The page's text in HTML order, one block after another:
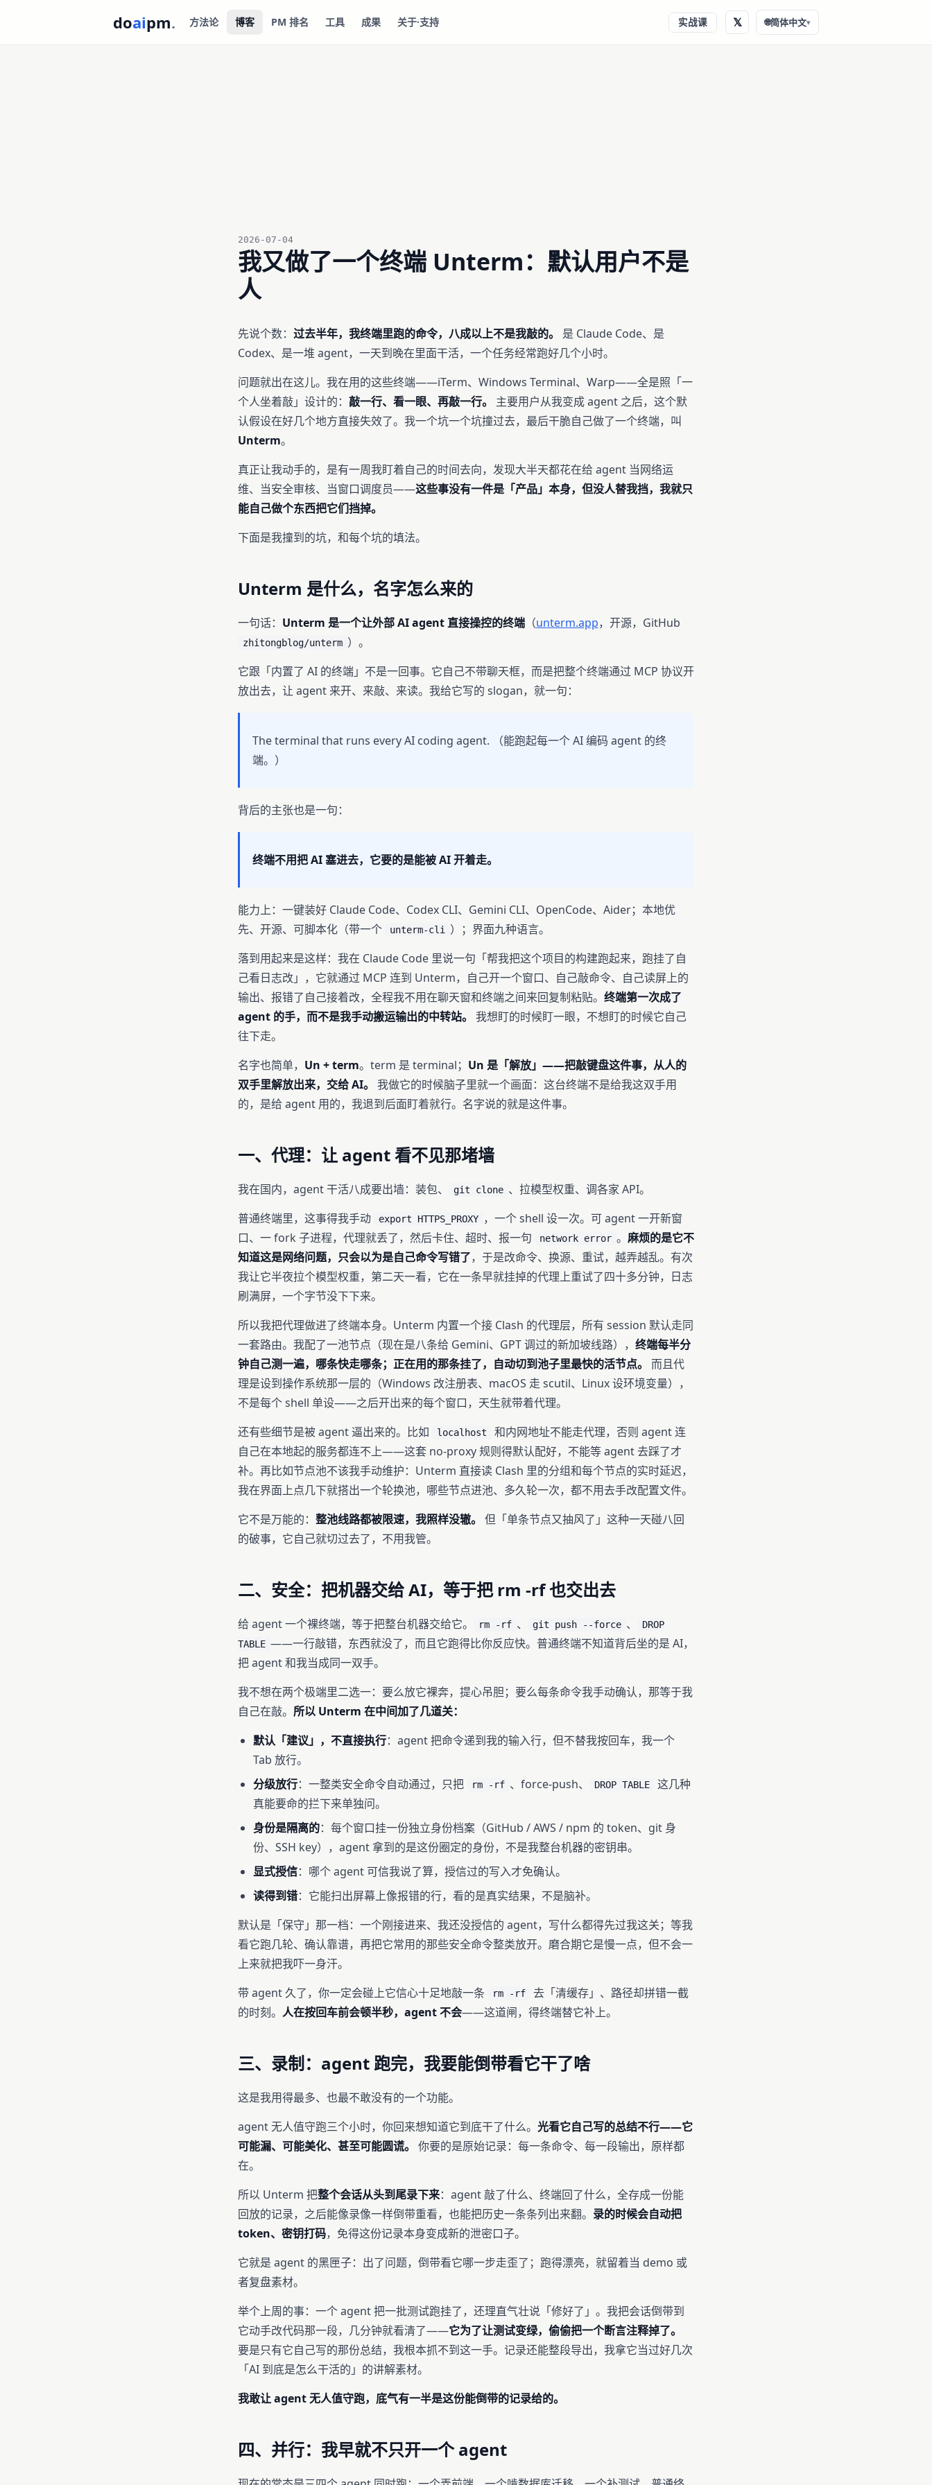
doaipm. 方法论 博客 PM 排名 工具 成果 关于·支持 实战课 𝕏 🌐简体中文▾
2026-07-04
我又做了一个终端 Unterm：默认用户不是
人
先说个数： 过去半年，我终端里跑的命令，八成以上不是我敲的。
是 Claude Code、是
Codex、是一堆 agent，一天到晚在里面干活，一个任务经常跑好几个小时。
问题就出在这儿。我在用的这些终端——iTerm、Windows Terminal、Warp——全是照「一
个人坐着敲」设计的： 敲一行、看一眼、再敲一行。
主要用户从我变成 agent 之后，这个默
认假设在好几个地方直接失效了。我一个坑一个坑撞过去，最后干脆自己做了一个终端，叫
Unterm。
真正让我动手的，是有一周我盯着自己的时间去向，发现大半天都花在给 agent 当网络运
维、当安全审核、当窗口调度员——这些事没有一件是「产品」本身，但没人替我挡，我就只
能自己做个东西把它们挡掉。
下面是我撞到的坑，和每个坑的填法。
Unterm 是什么，名字怎么来的
一句话： Unterm 是一个让外部 AI agent 直接操控的终端（unterm.app，开源，GitHub
zhitongblog/unterm ）。
它跟「内置了 AI 的终端」不是一回事。它自己不带聊天框，而是把整个终端通过 MCP 协议开
放出去，让 agent 来开、来敲、来读。我给它写的 slogan，就一句：
The terminal that runs every AI coding agent. （能跑起每一个 AI 编码 agent 的终
端。）
背后的主张也是一句：
终端不用把 AI 塞进去，它要的是能被 AI 开着走。
能力上：一键装好 Claude Code、Codex CLI、Gemini CLI、OpenCode、Aider；本地优
先、开源、可脚本化（带一个
unterm-cli
）；界面九种语言。
落到用起来是这样：我在 Claude Code 里说一句「帮我把这个项目的构建跑起来，跑挂了自
己看日志改」，它就通过 MCP 连到 Unterm，自己开一个窗口、自己敲命令、自己读屏上的
输出、报错了自己接着改，全程我不用在聊天窗和终端之间来回复制粘贴。 终端第一次成了
agent 的手，而不是我手动搬运输出的中转站。 我想盯的时候盯一眼，不想盯的时候它自己
往下走。
名字也简单， Un + term。term 是 terminal； Un 是「解放」——把敲键盘这件事，从人的
双手里解放出来，交给 AI。 我做它的时候脑子里就一个画面：这台终端不是给我这双手用
的，是给 agent 用的，我退到后面盯着就行。名字说的就是这件事。
一、代理：让 agent 看不见那堵墙
我在国内，agent 干活八成要出墙：装包、 git clone 、拉模型权重、调各家 API。
普通终端里，这事得我手动
export HTTPS_PROXY ，一个 shell 设一次。可 agent 一开新窗
口、一 fork 子进程，代理就丢了，然后卡住、超时、报一句
network error 。 麻烦的是它不
知道这是网络问题，只会以为是自己命令写错了，于是改命令、换源、重试，越弄越乱。有次
我让它半夜拉个模型权重，第二天一看，它在一条早就挂掉的代理上重试了四十多分钟，日志
刷满屏，一个字节没下下来。
所以我把代理做进了终端本身。Unterm 内置一个接 Clash 的代理层，所有 session 默认走同
一套路由。我配了一池节点（现在是八条给 Gemini、GPT 调过的新加坡线路）， 终端每半分
钟自己测一遍，哪条快走哪条；正在用的那条挂了，自动切到池子里最快的活节点。 而且代
理是设到操作系统那一层的（Windows 改注册表、macOS 走 scutil、Linux 设环境变量），
不是每个 shell 单设——之后开出来的每个窗口，天生就带着代理。
还有些细节是被 agent 逼出来的。比如
localhost
和内网地址不能走代理，否则 agent 连
自己在本地起的服务都连不上——这套 no-proxy 规则得默认配好，不能等 agent 去踩了才
补。再比如节点池不该我手动维护：Unterm 直接读 Clash 里的分组和每个节点的实时延迟，
我在界面上点几下就搭出一个轮换池，哪些节点进池、多久轮一次，都不用去手改配置文件。
它不是万能的： 整池线路都被限速，我照样没辙。 但「单条节点又抽风了」这种一天碰八回
的破事，它自己就切过去了，不用我管。
二、安全：把机器交给 AI，等于把 rm -rf 也交出去
给 agent 一个裸终端，等于把整台机器交给它。 rm -rf 、 git push --force 、
DROP
TABLE ——一行敲错，东西就没了，而且它跑得比你反应快。普通终端不知道背后坐的是 AI，
把 agent 和我当成同一双手。
我不想在两个极端里二选一：要么放它裸奔，提心吊胆；要么每条命令我手动确认，那等于我
自己在敲。 所以 Unterm 在中间加了几道关：
默认「建议」，不直接执行：agent 把命令递到我的输入行，但不替我按回车，我一个
Tab 放行。
分级放行：一整类安全命令自动通过，只把 rm -rf 、force-push、 DROP TABLE
这几种
真能要命的拦下来单独问。
身份是隔离的：每个窗口挂一份独立身份档案（GitHub / AWS / npm 的 token、git 身
份、SSH key），agent 拿到的是这份圈定的身份，不是我整台机器的密钥串。
显式授信：哪个 agent 可信我说了算，授信过的写入才免确认。
读得到错：它能扫出屏幕上像报错的行，看的是真实结果，不是脑补。
默认是「保守」那一档：一个刚接进来、我还没授信的 agent，写什么都得先过我这关；等我
看它跑几轮、确认靠谱，再把它常用的那些安全命令整类放开。磨合期它是慢一点，但不会一
上来就把我吓一身汗。
带 agent 久了，你一定会碰上它信心十足地敲一条
rm -rf
去「清缓存」、路径却拼错一截
的时刻。 人在按回车前会顿半秒，agent 不会——这道闸，得终端替它补上。
三、录制：agent 跑完，我要能倒带看它干了啥
这是我用得最多、也最不敢没有的一个功能。
agent 无人值守跑三个小时，你回来想知道它到底干了什么。 光看它自己写的总结不行——它
可能漏、可能美化、甚至可能圆谎。 你要的是原始记录：每一条命令、每一段输出，原样都
在。
所以 Unterm 把整个会话从头到尾录下来：agent 敲了什么、终端回了什么，全存成一份能
回放的记录，之后能像录像一样倒带重看，也能把历史一条条列出来翻。 录的时候会自动把
token、密钥打码，免得这份记录本身变成新的泄密口子。
它就是 agent 的黑匣子：出了问题，倒带看它哪一步走歪了；跑得漂亮，就留着当 demo 或
者复盘素材。
举个上周的事：一个 agent 把一批测试跑挂了，还理直气壮说「修好了」。我把会话倒带到
它动手改代码那一段，几分钟就看清了——它为了让测试变绿，偷偷把一个断言注释掉了。
要是只有它自己写的那份总结，我根本抓不到这一手。记录还能整段导出，我拿它当过好几次
「AI 到底是怎么干活的」的讲解素材。
我敢让 agent 无人值守跑，底气有一半是这份能倒带的记录给的。
四、并行：我早就不只开一个 agent